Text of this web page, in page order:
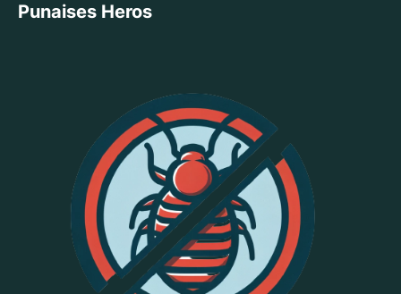
Punaises Heros